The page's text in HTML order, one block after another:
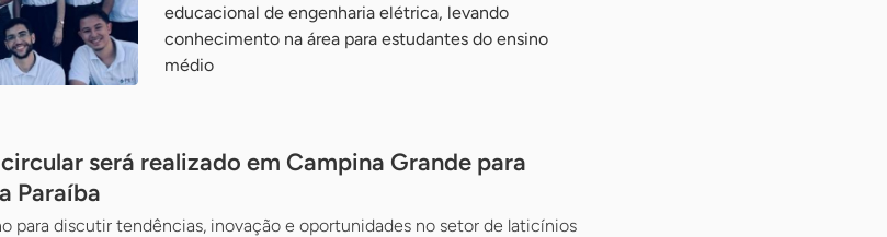
educacional de engenharia elétrica, levando
conhecimento na área para estudantes do ensino
médio
será realizado em Campina Grande para
Paraíba
para discutir tendências, inovação e oportunidades no setor de laticínios